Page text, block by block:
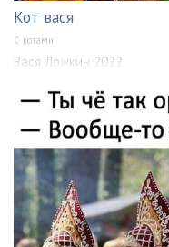
Кот вася
С котами
Вася Ложкин 2022